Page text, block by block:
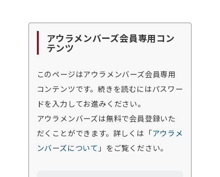
アウラメンバーズ会員専用コン
テンツ
このページはアウラメンバーズ会員専用
コンテンツです。続きを読むにはパスワー
ドを入力してお進みください。
アウラメンバーズは無料で会員登録いた
だくことができます。詳しくは「アウラメ
ンバーズについて 」をご覧ください。